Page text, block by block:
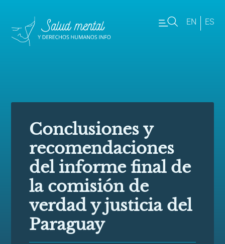
EN ES
Conclusiones y
recomendaciones
del informe final de
la comisión de
verdad y justicia del
Paraguay